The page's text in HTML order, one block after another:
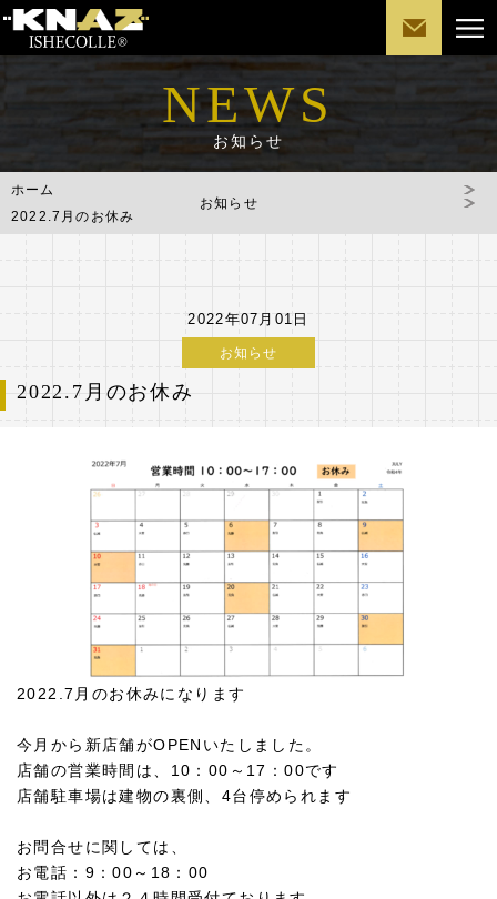
NEWS
お知らせ
ホーム
お知らせ
2022.7月のお休み
2022年07月01日
お知らせ
2022.7月のお休み
2022.7月のお休みになります
今月から新店舗がOPENいたしました。
店舗の営業時間は、10：00～17：00です
店舗駐車場は建物の裏側、4台停められます
お問合せに関しては、
お電話：9：00～18：00